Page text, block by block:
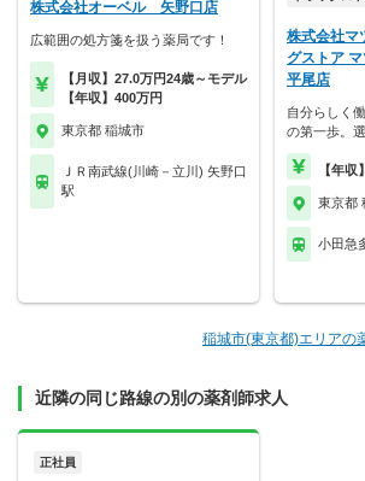
株式会社オーベル 矢野口店
広範囲の処方箋を扱う薬局です！
【月収】27.0万円24歳～モデル
【年収】400万円
東京都 稲城市
ＪＲ南武線(川崎－立川) 矢野口
駅
株式会社
グストア
平尾店
自分らしく
の第一歩。
【年
東京都
小田急
稲城市(東京都)エリアの
近隣の同じ路線の別の薬剤師求人
正社員